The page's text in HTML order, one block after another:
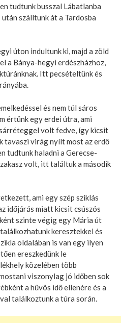
tudtunk busszal Lábatlanba
szálltunk át a Tardosba
úton indultunk ki, majd a zöld
a Bánya-hegyi erdészházhoz,
Itt pecsételtünk és
és nem túl sáros
értünk egy erdei útra, ami
volt fedve, így kicsit
tavaszi virág nyílt most az erdő
tudtunk haladni a Gerecse-
volt, itt találtuk a második
ami egy szép sziklás
időjárás miatt kicsit csúszós
szinte végig egy Mária út
keresztekkel és
oldalában is van egy ilyen
ereszkedünk le
közelében több
viszonylag jó időben sok
a hűvös idő ellenére és a
találkoztunk a túra során.